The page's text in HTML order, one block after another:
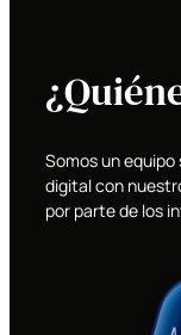
Somos un
digital con
por parte de los